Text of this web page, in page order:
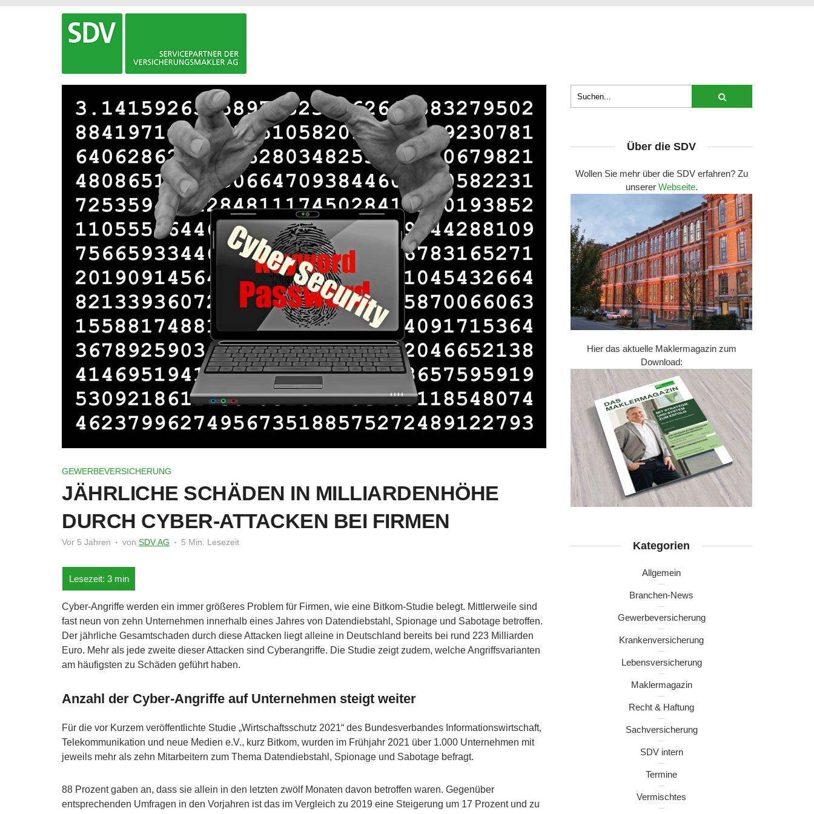
GEWERBEVERSICHERUNG
JÄHRLICHE SCHÄDEN IN MILLIARDENHÖHE
DURCH CYBER-ATTACKEN BEI FIRMEN
Vor 5 Jahren von SDV AG 5 Min. Lesezeit
Cyber-Angriffe werden ein immer größeres Problem für Firmen, wie eine Bitkom-Studie belegt. Mittlerweile sind
fast neun von zehn Unternehmen innerhalb eines Jahres von Datendiebstahl, Spionage und Sabotage betroffen.
Der jährliche Gesamtschaden durch diese Attacken liegt alleine in Deutschland bereits bei rund 223 Milliarden
Euro. Mehr als jede zweite dieser Attacken sind Cyberangriffe. Die Studie zeigt zudem, welche Angriffsvarianten
am häufigsten zu Schäden geführt haben.
Anzahl der Cyber-Angriffe auf Unternehmen steigt weiter
Für die vor Kurzem veröffentlichte Studie „Wirtschaftsschutz 2021“ des Bundesverbandes Informationswirtschaft,
Telekommunikation und neue Medien e.V., kurz Bitkom, wurden im Frühjahr 2021 über 1.000 Unternehmen mit
jeweils mehr als zehn Mitarbeitern zum Thema Datendiebstahl, Spionage und Sabotage befragt.
88 Prozent gaben an, dass sie allein in den letzten zwölf Monaten davon betroffen waren. Gegenüber
entsprechenden Umfragen in den Vorjahren ist das im Vergleich zu 2019 eine Steigerung um 17 Prozent und zu
Über die SDV
Wollen Sie mehr über die SDV erfahren? Zu
unserer Webseite.
Hier das aktuelle Maklermagazin zum
Download:
Kategorien
Allgemein
Branchen-News
Gewerbeversicherung
Krankenversicherung
Lebensversicherung
Maklermagazin
Recht & Haftung
Sachversicherung
SDV intern
Termine
Vermischtes